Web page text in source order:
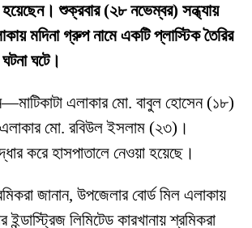
শুক্রবার (২৮ নভেম্বর) সন্ধ্যায়
মদিনা গ্রুপ নামে একটি প্লাস্টিক তৈরির
ঘটে।
এলাকার মো. বাবুল হোসেন (১৮)
এলাকার মো. রবিউল ইসলাম (২৩)।
করে হাসপাতালে নেওয়া হয়েছে।
জানান, উপজেলার বোর্ড মিল এলাকায়
ইন্ডাস্ট্রিজ লিমিটেড কারখানায় শ্রমিকরা